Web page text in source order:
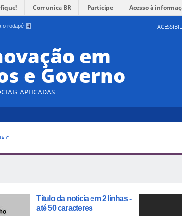
o rodapé 4
Comunica BR Participe Acesso à
em
e Governo
APLICADAS
C
Título da notícia em 2 linhas -
até 50 caracteres